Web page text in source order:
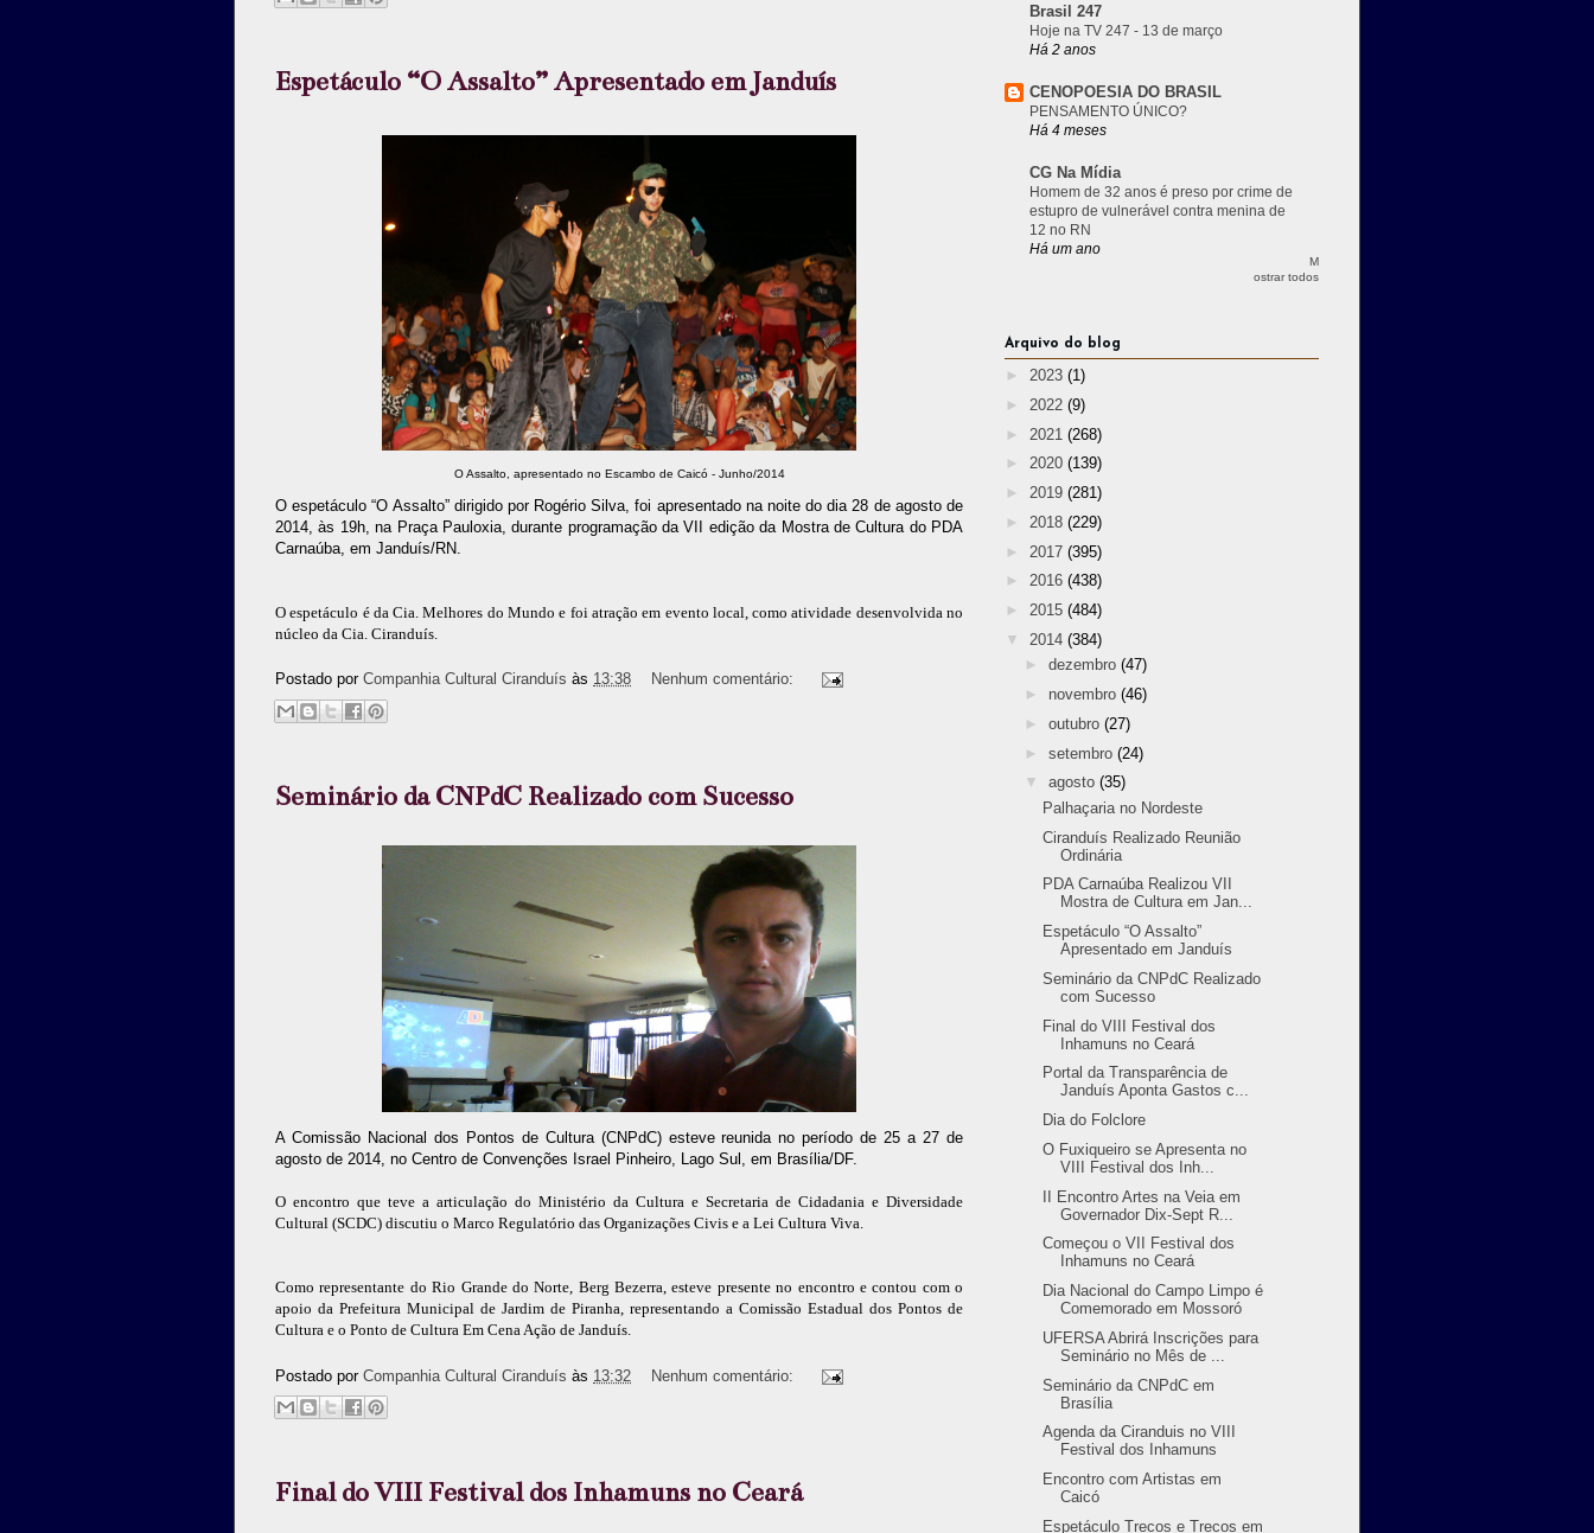
Espetáculo “O Assalto” Apresentado em Janduís
O Assalto, apresentado no Escambo de Caicó - Junho/2014
O espetáculo “O Assalto” dirigido por Rogério Silva, foi apresentado na noite do dia 28 de agosto de
2014, às 19h, na Praça Pauloxia, durante programação da VII edição da Mostra de Cultura do PDA
Carnaúba, em Janduís/RN.
O espetáculo é da Cia. Melhores do Mundo e foi atração em evento local, como atividade desenvolvida no
núcleo da Cia. Ciranduís.
Postado por Companhia Cultural Ciranduís às 13:38 Nenhum comentário:
Seminário da CNPdC Realizado com Sucesso
A Comissão Nacional dos Pontos de Cultura (CNPdC) esteve reunida no período de 25 a 27 de
agosto de 2014, no Centro de Convenções Israel Pinheiro, Lago Sul, em Brasília/DF.
O encontro que teve a articulação do Ministério da Cultura e Secretaria de Cidadania e Diversidade
Cultural (SCDC) discutiu o Marco Regulatório das Organizações Civis e a Lei Cultura Viva.
Como representante do Rio Grande do Norte, Berg Bezerra, esteve presente no encontro e contou com o
apoio da Prefeitura Municipal de Jardim de Piranha, representando a Comissão Estadual dos Pontos de
Cultura e o Ponto de Cultura Em Cena Ação de Janduís.
Postado por Companhia Cultural Ciranduís às 13:32 Nenhum comentário:
Final do VIII Festival dos Inhamuns no Ceará
Brasil 247
Hoje na TV 247 - 13 de março
Há 2 anos
CENOPOESIA DO BRASIL
PENSAMENTO ÚNICO?
Há 4 meses
CG Na Mídia
Homem de 32 anos é preso por crime de
estupro de vulnerável contra menina de
12 no RN
Há um ano
M
ostrar todos
Arquivo do blog
► 2023 (1)
► 2022 (9)
► 2021 (268)
► 2020 (139)
► 2019 (281)
► 2018 (229)
► 2017 (395)
► 2016 (438)
► 2015 (484)
▼ 2014 (384)
► dezembro (47)
► novembro (46)
► outubro (27)
► setembro (24)
▼ agosto (35)
Palhaçaria no Nordeste
Ciranduís Realizado Reunião
Ordinária
PDA Carnaúba Realizou VII
Mostra de Cultura em Jan...
Espetáculo “O Assalto”
Apresentado em Janduís
Seminário da CNPdC Realizado
com Sucesso
Final do VIII Festival dos
Inhamuns no Ceará
Portal da Transparência de
Janduís Aponta Gastos c...
Dia do Folclore
O Fuxiqueiro se Apresenta no
VIII Festival dos Inh...
II Encontro Artes na Veia em
Governador Dix-Sept R...
Começou o VII Festival dos
Inhamuns no Ceará
Dia Nacional do Campo Limpo é
Comemorado em Mossoró
UFERSA Abrirá Inscrições para
Seminário no Mês de ...
Seminário da CNPdC em
Brasília
Agenda da Ciranduis no VIII
Festival dos Inhamuns
Encontro com Artistas em
Caicó
Espetáculo Trecos e Trecos em